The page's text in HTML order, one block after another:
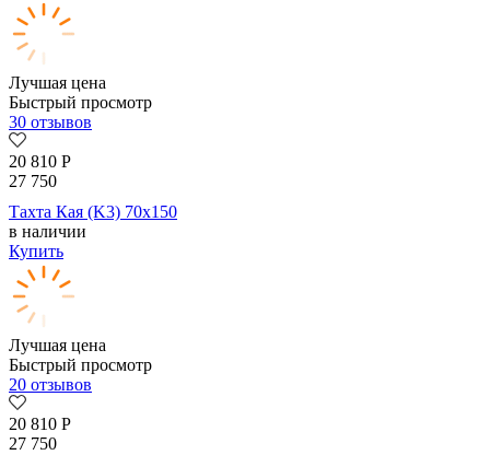
Лучшая цена
Быстрый просмотр
30 отзывов
20 810 Р
27 750
Тахта Кая (K3) 70х150
в наличии
Купить
Лучшая цена
Быстрый просмотр
20 отзывов
20 810 Р
27 750